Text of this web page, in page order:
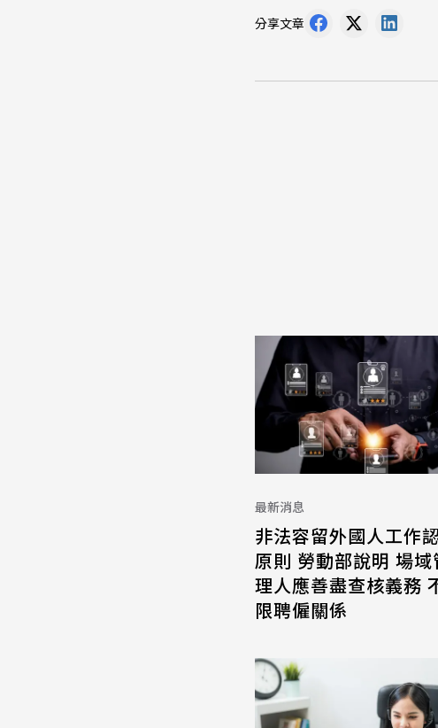
分享文章
最新消息
非法容留外國人工作
原則 勞動部說明 場域
理人應善盡查核義務
限聘僱關係